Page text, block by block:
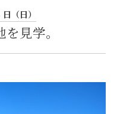
（日）
見学。